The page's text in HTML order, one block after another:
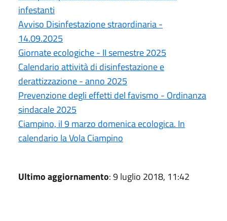
infestanti
Avviso Disinfestazione straordinaria -
14.09.2025
Giornate ecologiche - II semestre 2025
Calendario attività di disinfestazione e
derattizzazione - anno 2025
Prevenzione degli effetti del favismo - Ordinanza
sindacale 2025
Ciampino, il 9 marzo domenica ecologica. In
calendario la Vola Ciampino
Ultimo aggiornamento: 9 luglio 2018, 11:42